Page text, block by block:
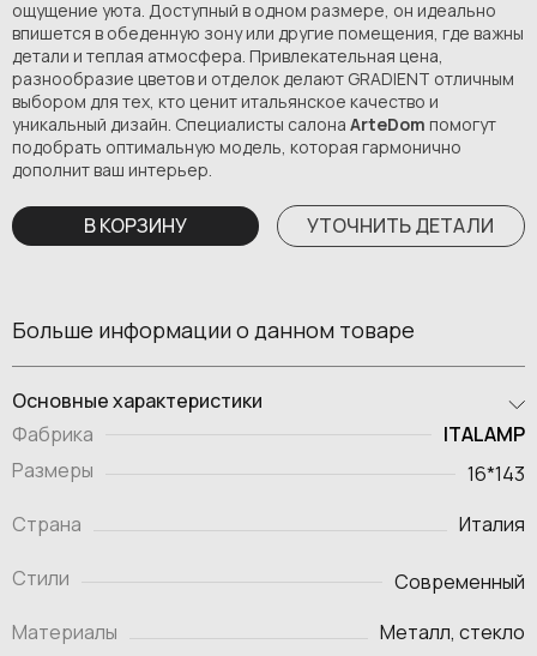
ощущение уюта. Доступный в одном размере, он идеально
впишется в обеденную зону или другие помещения, где важны
детали и теплая атмосфера. Привлекательная цена,
разнообразие цветов и отделок делают GRADIENT отличным
выбором для тех, кто ценит итальянское качество и
уникальный дизайн. Специалисты салона ArteDom помогут
подобрать оптимальную модель, которая гармонично
дополнит ваш интерьер.
В КОРЗИНУ УТОЧНИТЬ ДЕТАЛИ
Больше информации о данном товаре
Основные характеристики
Фабрика
ITALAMP
Страна Италия
Стили
Современный
Материалы
Металл, стекло
Размеры 16*143